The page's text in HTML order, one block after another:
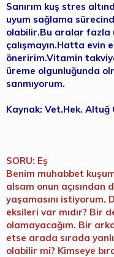
Sanırım kuş stres
uyum sağlama
olabilir.Bu aralar fazla
çalışmayın.Hatta evin
öneririm.Vitamin
üreme olgunluğunda
sanmıyorum.
Kaynak: Vet.Hek. Altuğ
SORU: Eş
Benim muhabbet
alsam onun açısından
yaşamasını istiyorum.
eksileri var mıdır? Bir
olamayacağım. Bir
etse arada sırada
olabilir mi? Kimseye